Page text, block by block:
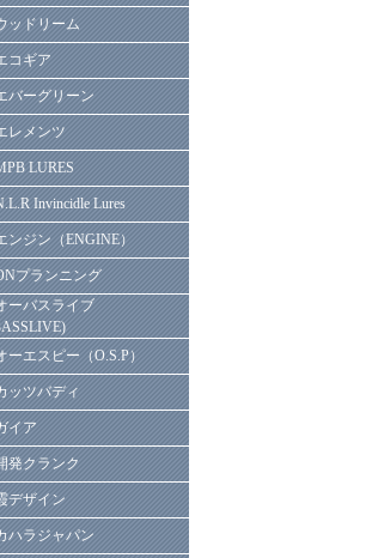
ッドリーム
コギア
バーグリーン
レメンツ
LURES
Invincidle Lures
ンジン（ENGINE）
プランニング
ーバスライブ
ーエスピー（O.S.P）
ッツバディ
イア
発クランク
デザイン
ハラジャパン